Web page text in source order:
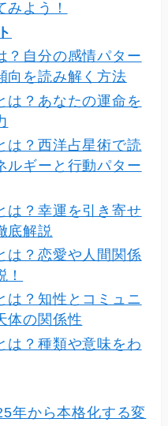
みよう！
？自分の感情パター
向を読み解く方法
は？あなたの運命を
は？西洋占星術で読
ルギーと行動パター
は？幸運を引き寄せ
底解説
は？恋愛や人間関係
は？知性とコミュニ
体の関係性
は？種類や意味をわ
年から本格化する変